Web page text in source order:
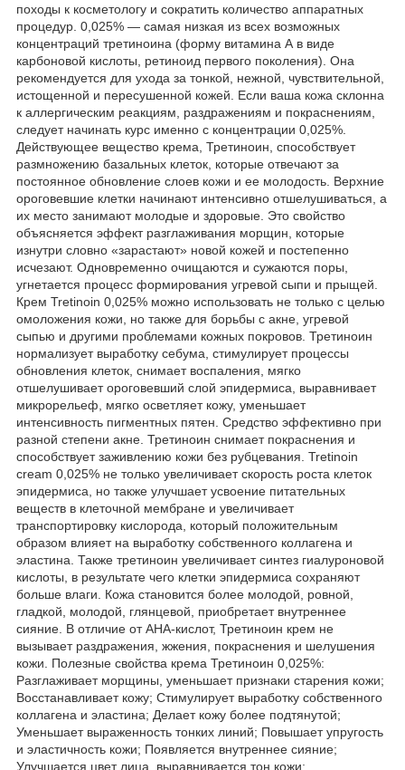
походы к косметологу и сократить количество аппаратных
процедур. 0,025% — самая низкая из всех возможных
концентраций третиноина (форму витамина А в виде
карбоновой кислоты, ретиноид первого поколения). Она
рекомендуется для ухода за тонкой, нежной, чувствительной,
истощенной и пересушенной кожей. Если ваша кожа склонна
к аллергическим реакциям, раздражениям и покраснениям,
следует начинать курс именно с концентрации 0,025%.
Действующее вещество крема, Третиноин, способствует
размножению базальных клеток, которые отвечают за
постоянное обновление слоев кожи и ее молодость. Верхние
ороговевшие клетки начинают интенсивно отшелушиваться, а
их место занимают молодые и здоровые. Это свойство
объясняется эффект разглаживания морщин, которые
изнутри словно «зарастают» новой кожей и постепенно
исчезают. Одновременно очищаются и сужаются поры,
угнетается процесс формирования угревой сыпи и прыщей.
Крем Tretinoin 0,025% можно использовать не только с целью
омоложения кожи, но также для борьбы с акне, угревой
сыпью и другими проблемами кожных покровов. Третиноин
нормализует выработку себума, стимулирует процессы
обновления клеток, снимает воспаления, мягко
отшелушивает ороговевший слой эпидермиса, выравнивает
микрорельеф, мягко осветляет кожу, уменьшает
интенсивность пигментных пятен. Средство эффективно при
разной степени акне. Третиноин снимает покраснения и
способствует заживлению кожи без рубцевания. Tretinoin
cream 0,025% не только увеличивает скорость роста клеток
эпидермиса, но также улучшает усвоение питательных
веществ в клеточной мембране и увеличивает
транспортировку кислорода, который положительным
образом влияет на выработку собственного коллагена и
эластина. Также третиноин увеличивает синтез гиалуроновой
кислоты, в результате чего клетки эпидермиса сохраняют
больше влаги. Кожа становится более молодой, ровной,
гладкой, молодой, глянцевой, приобретает внутреннее
сияние. В отличие от АНА-кислот, Третиноин крем не
вызывает раздражения, жжения, покраснения и шелушения
кожи. Полезные свойства крема Третиноин 0,025%:
Разглаживает морщины, уменьшает признаки старения кожи;
Восстанавливает кожу; Стимулирует выработку собственного
коллагена и эластина; Делает кожу более подтянутой;
Уменьшает выраженность тонких линий; Повышает упругость
и эластичность кожи; Появляется внутреннее сияние;
Улучшается цвет лица, выравнивается тон кожи;